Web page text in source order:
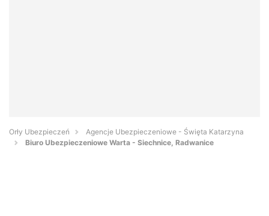
Orły Ubezpieczeń
Agencje Ubezpieczeniowe - Święta Katarzyna
Biuro Ubezpieczeniowe Warta - Siechnice, Radwanice